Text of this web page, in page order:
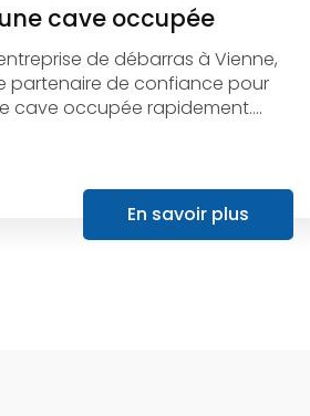
cave occupée
de débarras à Vienne,
partenaire de confiance pour
cave occupée rapidement....
En savoir plus